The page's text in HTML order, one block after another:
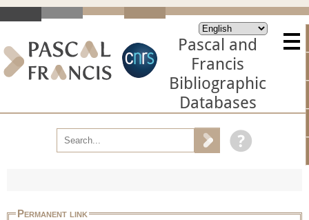
Pascal and
Francis
Bibliographic
Databases
Permanent link